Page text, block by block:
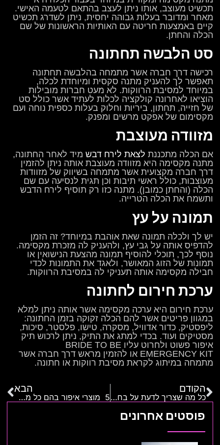
תכשיט מעוצב, אותו ניתן לעצב בהתאם לטעמה האישי.
מאחר ומדובר בעלות גבוהה יחסית, ניתן לשדרג תכשיט
קיים באמצעות חריטה עם האותיות הראשונות של שם
הכלה והחתן.
סט הלבשה תחתונה
רכישה דרך חברה אשר מתמחה בהלבשה תחתונה
תאפשר לך להעניק מתנה סקסית ומיוחדת לכלה,
במיוחד למסיבת הרווקות. לא מעט חברות מובילות
הוציאו לאחרונה קולקציה לכלות לעתיד אשר כולל סט
של חזייה, תחתון, ביריות וחלוק בעלות כספית נוחה ועם
מקסימום של אפקט מרשים ומפנק.
מזוודה מעוצבת
אם הכלה מתכננת לצאת לירח דבשמיד לאחר החתונה,
מתנה מקסימה היא מזוודה מעוצבת אותה ניתן להזמין
דרך חברה מקצועית אשר מתמחה בשיווק של מזוודות
מעוצבות, כולל ראשי תיבות וכן תגית לנסיעה עם שם
הכלה (והחתן כמובן). מתנה כזו רק תוסיף לירח הדבש
ותשמח את הכלה הטרייה.
תמונה על עץ
יש לך ולכלה תמונה שאת אוהבת במיוחד? זה הזמן
להדפיס אותה על גבי עץ, ולהעניק לה מזכרת מקסימה.
נוסף לכך, תוכלי להוסיף תמונה מהצעת הנישואין או
תמונות של הזוג המאושר, ולאגד את התמונות לכדי
חבילה מקסימה אותה תעניקי לה במסיבת הרווקות.
ערכת חירום לחתונה
ערכת חירום היא ערכה מקסימה אשר אותה ניתן למלא
במגוון פריטים אשר להם הכלה זקוקה בזמן החתונה:
ליפסטיק, כדור אדוויל, מסקרה, טישו, פלסטר, סיכות,
מסטיקים ועוד. בכדי למתג את התיק, ניתן לרכוש תיק
איפור פשוט ולחרוט עליו BRIDE TO BE
EMERGENCY KIT או להזמין מראש דרך חברה אשר
מתמחה במיתוג לקראת מסיבת רווקות או חתונה.
הקודם
כל מה שצריך לדעת על בחירת דיג'יי לחינה
הבא
5 מוצרי איפור בהם כל מאפרת חייבת להשתמש
פוסטים אחרונים